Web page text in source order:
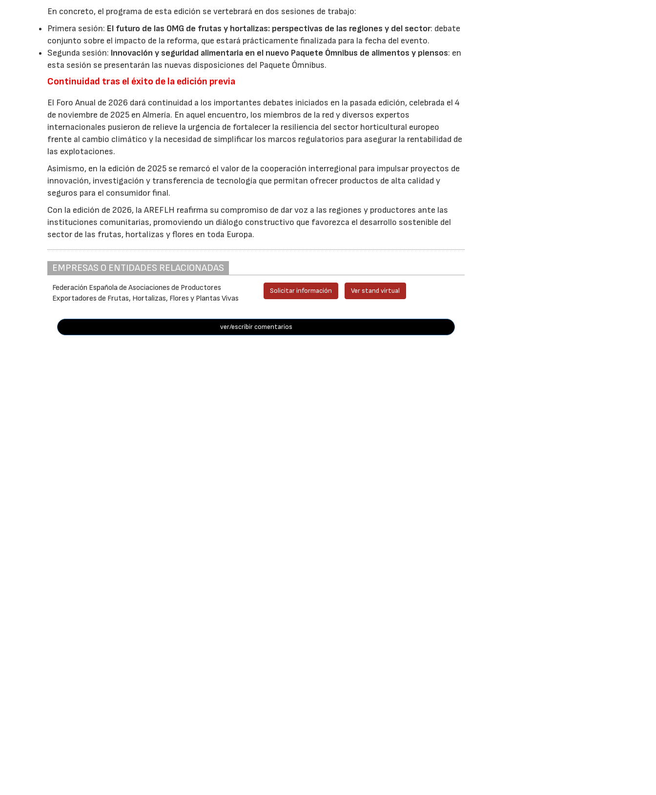
En concreto, el programa de esta edición se vertebrará en dos sesiones de trabajo:
Primera sesión: El futuro de las OMG de frutas y hortalizas: perspectivas de las regiones y del sector: debate
conjunto sobre el impacto de la reforma, que estará prácticamente finalizada para la fecha del evento.
Segunda sesión: Innovación y seguridad alimentaria en el nuevo Paquete Ómnibus de alimentos y piensos: en
esta sesión se presentarán las nuevas disposiciones del Paquete Ómnibus.
Continuidad tras el éxito de la edición previa
El Foro Anual de 2026 dará continuidad a los importantes debates iniciados en la pasada edición, celebrada el 4
de noviembre de 2025 en Almería. En aquel encuentro, los miembros de la red y diversos expertos
internacionales pusieron de relieve la urgencia de fortalecer la resiliencia del sector horticultural europeo
frente al cambio climático y la necesidad de simplificar los marcos regulatorios para asegurar la rentabilidad de
las explotaciones.
Asimismo, en la edición de 2025 se remarcó el valor de la cooperación interregional para impulsar proyectos de
innovación, investigación y transferencia de tecnología que permitan ofrecer productos de alta calidad y
seguros para el consumidor final.
Con la edición de 2026, la AREFLH reafirma su compromiso de dar voz a las regiones y productores ante las
instituciones comunitarias, promoviendo un diálogo constructivo que favorezca el desarrollo sostenible del
sector de las frutas, hortalizas y flores en toda Europa.
EMPRESAS O ENTIDADES RELACIONADAS
Federación Española de Asociaciones de Productores
Exportadores de Frutas, Hortalizas, Flores y Plantas Vivas
Solicitar información Ver stand virtual
ver/escribir comentarios